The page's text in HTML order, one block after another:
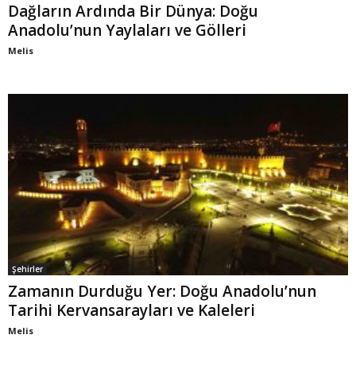
Dağların Ardında Bir Dünya: Doğu
Anadolu’nun Yaylaları ve Gölleri
Melis
Şehirler
Zamanın Durduğu Yer: Doğu Anadolu’nun
Tarihi Kervansarayları ve Kaleleri
Melis